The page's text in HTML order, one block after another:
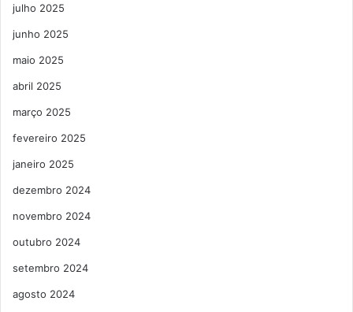
julho 2025
junho 2025
maio 2025
abril 2025
março 2025
fevereiro 2025
janeiro 2025
dezembro 2024
novembro 2024
outubro 2024
setembro 2024
agosto 2024